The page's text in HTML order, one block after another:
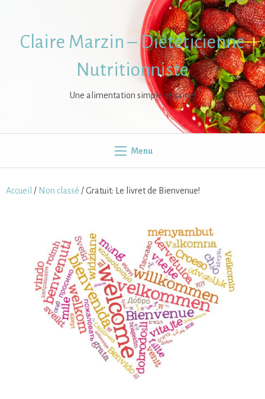
contentClaire Marzin – Diététicienne
Nutritionniste
Une alimentation simple et saine!
Menu
Accueil / Non classé / Gratuit: Le livret de Bienvenue!